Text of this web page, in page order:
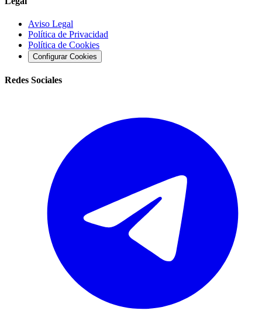
Aviso Legal
Política de Privacidad
Política de Cookies
Configurar Cookies
Redes Sociales